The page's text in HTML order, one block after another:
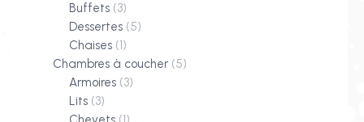
Buffets (3)
Dessertes (5)
Chaises (1)
Chambres à coucher (5)
Armoires (3)
Lits (3)